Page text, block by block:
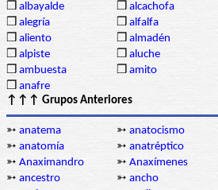
❒ albayalde ❒ alcachofa
❒ alegría ❒ alfalfa
❒ aliento ❒ almadén
❒ alpiste ❒ aluche
❒ ambuesta ❒ amito
❒ anafre
↑↑↑ Grupos Anteriores
➳ anatema ➳ anatocismo
➳ anatomía ➳ anatréptico
➳ Anaximandro ➳ Anaxímenes
➳ ancestro ➳ ancho